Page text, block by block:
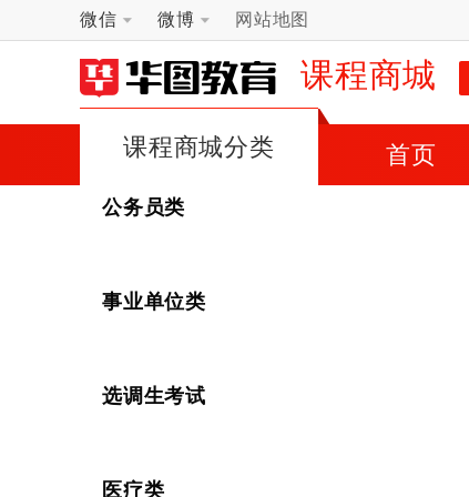
微信 微博 网站地图
课程商城
首页
课程商城分类
公务员类
事业单位类
选调生考试
医疗类